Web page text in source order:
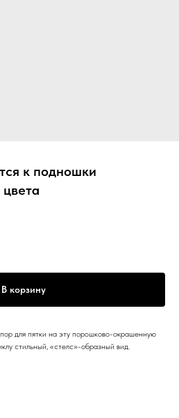
к подношки
В корзину
для пятки на эту порошково-окрашенную
стильный, «стелс»-образный вид.